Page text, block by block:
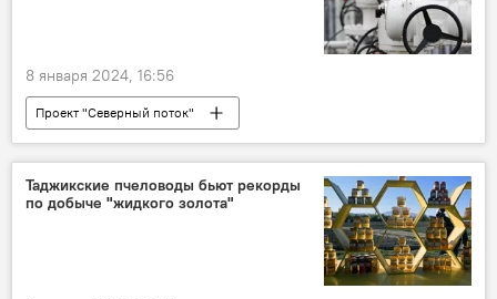
8 января 2024, 16:56
Проект "Северный поток"
Происшествия, ЧП, криминал
Польша
Европа и ЕС
Энергетика
Политика
Мир
Таджикские пчеловоды бьют рекорды
по добыче "жидкого золота"